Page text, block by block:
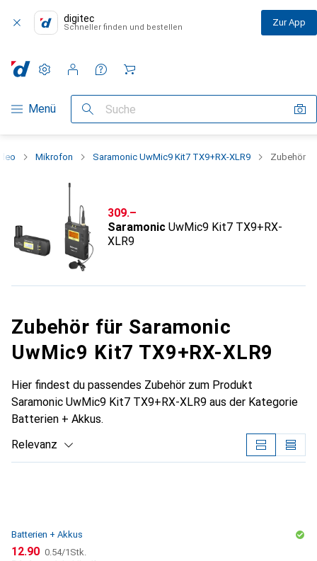
digitec
Schneller finden und bestellen Zur App
Navigation nach Kategorien
Menü Suche
Einstellungen
Kundenkonto
Vergleichslisten
Merklisten
Warenkorb
Mikrofon Saramonic UwMic9 Kit7 TX9+RX-XLR9 Zubehör
CHF
309.–
Saramonic UwMic9 Kit7 TX9+RX-
XLR9
Zubehör für Saramonic
UwMic9 Kit7 TX9+RX-XLR9
Hier findest du passendes Zubehör zum Produkt
Saramonic UwMic9 Kit7 TX9+RX-XLR9 aus der Kategorie
Batterien + Akkus.
Relevanz
Batterien + Akkus
CHF
12.90 CHF
0.54/1Stk.